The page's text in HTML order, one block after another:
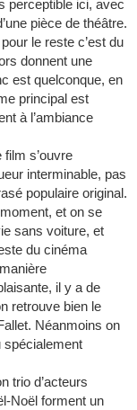
perceptible ici, avec
pièce de théâtre.
le reste c’est du
donnent une
est quelconque, en
principal est
à l’ambiance
s’ouvre
interminable, pas
populaire original.
et on se
sans voiture, et
du cinéma
il y a de
retrouve bien le
Néanmoins on
spécialement
trio d’acteurs
Noël forment un